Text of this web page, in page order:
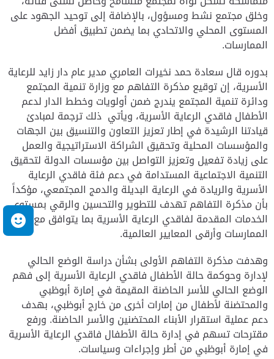
وخلق مجتمع نشط ومسؤول، بالإضافة إلى توحيد الجهود على
المستوى المحلي والاتحادي بما يضمن تطبيق أفضل
الممارسات.
بدوره قال سعادة حمد نخيرات العامري مدير عام دار زايد للرعاية
الأسرية، إن توقيع مذكرة التفاهم مع وزارة تنمية المجتمع
ودائرة تنمية المجتمع يندرج ضمن أولويات وخطط الدار لدعم
الأطفال فاقدي الرعاية الأسرية، ويأتي ذلك ترجمة لمبادئ
قيادتنا الرشيدة في إطار تعزيز التعاون والتنسيق بين الجهات
والمؤسسات المحلية وتحقيق الشراكة الاستراتيجية والعمل
على زيادة تفعيل وتعزيز التواصل بين مؤسسات الدولة لتحقيق
التنمية الاجتماعية المستدامة في دعم فئة فاقدي الرعاية
الأسرية والريادة في الرعاية البديلة والدمج المجتمعي، مؤكداً
بأن مذكرة التفاهم تهدف للتطوير والتحسين والرقي بمستوى
الخدمات المقدمة لفاقدي الرعاية الأسرية بما يتوافق مع أفضل
الممارسات وأرقى المعايير العالمية.
وهدفت مذكرة التفاهم الأولى بشأن دراسة الوضع الحالي
لإدارة وحوكمة حالة الأطفال فاقدي الرعاية الأسرية إلى فهم
الوضع الحالي للأسر الحاضنة المقيمة في إمارة أبوظبي
والمحتضنة لأطفال من إمارات أخرى من خارج أبوظبي، بهدف
دعم عملية استقرار الأبناء المحتضنين والأسر الحاضنة. ورفع
مقترحات تسهم في إدارة حالة الأطفال فاقدي الرعاية الأسرية
في إمارة أبوظبي من أطر وإجراءات وسياسات.